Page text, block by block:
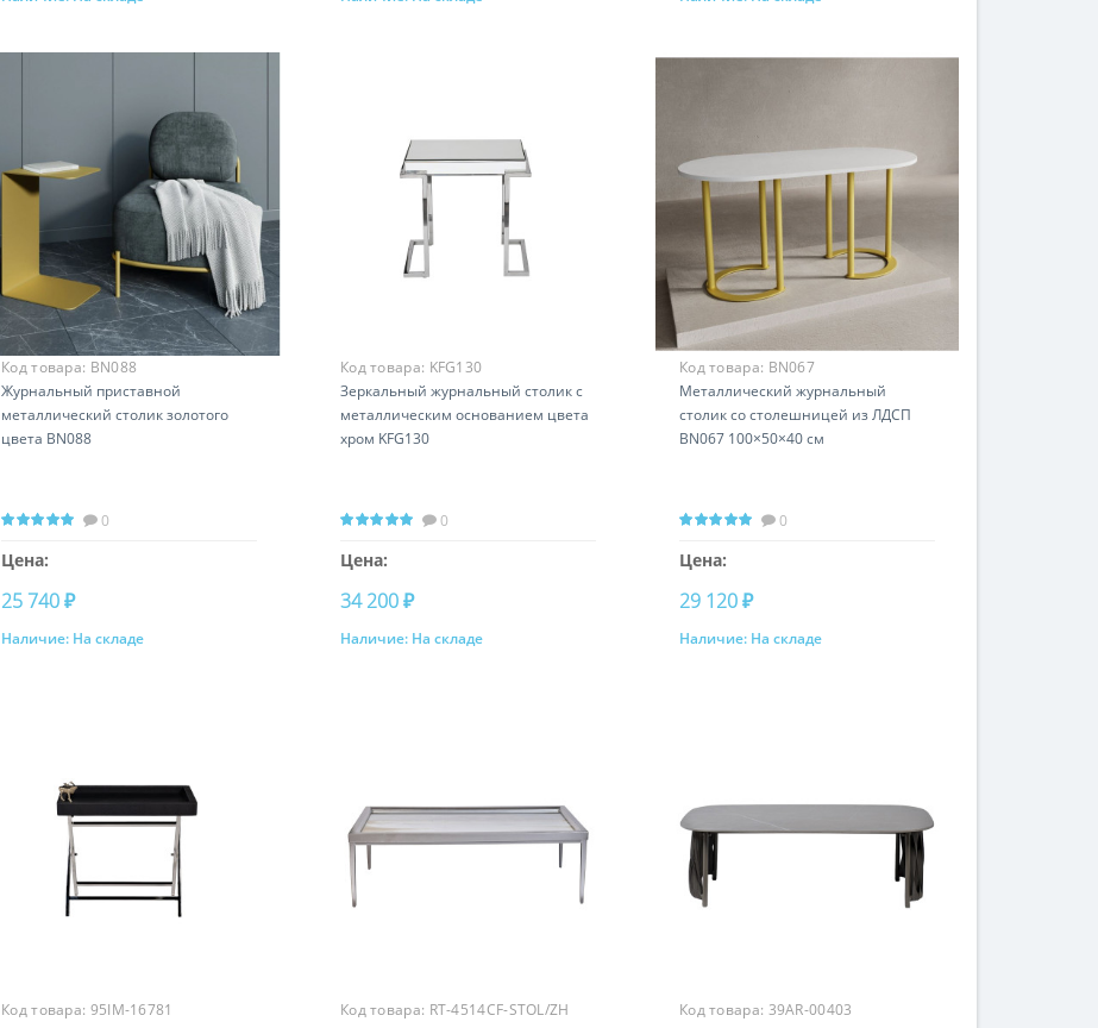
Код товара: BN088
Журнальный приставной
металлический столик золотого
цвета BN088
0
Цена:
25 740 ₽
Купить
Наличие: На складе
Код товара: KFG130
Зеркальный журнальный столик с
металлическим основанием цвета
хром KFG130
0
Цена:
34 200 ₽
Купить
Наличие: На складе
Код товара: BN067
Металлический журнальный
столик со столешницей из ЛДСП
BN067 100×50×40 см
0
Цена:
29 120 ₽
Купить
Наличие: На складе
Код товара: 95IM-16781
Код товара: RT-4514CF-STOL/ZH
Код товара: 39AR-00403